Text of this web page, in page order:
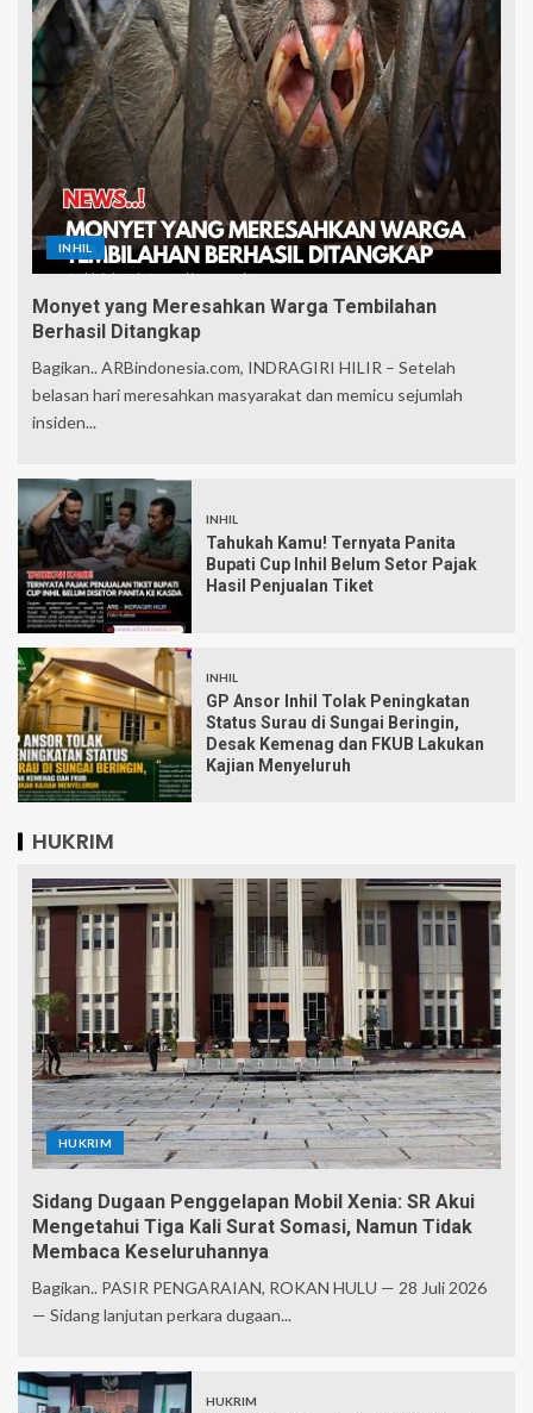
INHIL
Monyet yang Meresahkan Warga Tembilahan
Berhasil Ditangkap
Bagikan.. ARBindonesia.com, INDRAGIRI HILIR – Setelah
belasan hari meresahkan masyarakat dan memicu sejumlah
insiden...
INHIL
Tahukah Kamu! Ternyata Panita
Bupati Cup Inhil Belum Setor Pajak
Hasil Penjualan Tiket
INHIL
GP Ansor Inhil Tolak Peningkatan
Status Surau di Sungai Beringin,
Desak Kemenag dan FKUB Lakukan
Kajian Menyeluruh
HUKRIM
HUKRIM
Sidang Dugaan Penggelapan Mobil Xenia: SR Akui
Mengetahui Tiga Kali Surat Somasi, Namun Tidak
Membaca Keseluruhannya
Bagikan.. PASIR PENGARAIAN, ROKAN HULU — 28 Juli 2026
— Sidang lanjutan perkara dugaan...
HUKRIM